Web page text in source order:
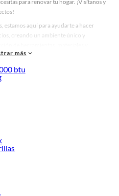
para renovar tu hogar. ¡Visítanos y
estamos aquí para ayudarte a hacer
creando un ambiente único y
a crear un espacio más tú.
de decoración, estamos aquí para hacer
todo lo que tenemos para ofrecerte en
Otros accesorios de interior en
de calidad para tus proyectos y
todo lo que tenemos para
de Otros accesorios de interior en
para tus proyectos de renovación y
realidad!
más
btu